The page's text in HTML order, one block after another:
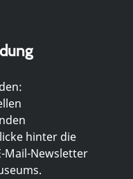
hinter die
Mail-Newsletter